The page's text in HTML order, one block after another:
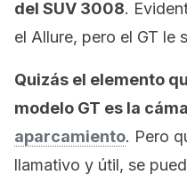
del SUV 3008.
el Allure, pero el GT le
Quizás el elemento
modelo GT es la
aparcamiento. Pero
llamativo y útil, se